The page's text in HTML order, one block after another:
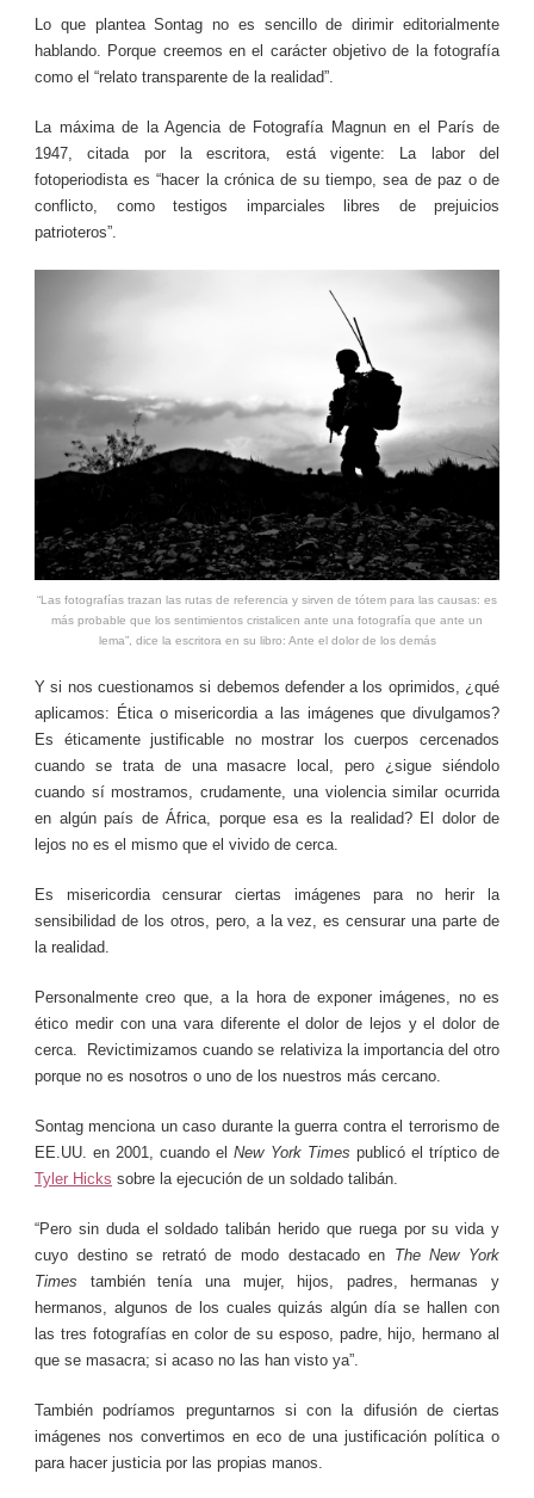
Lo que plantea Sontag no es sencillo de dirimir editorialmente
hablando. Porque creemos en el carácter objetivo de la fotografía
como el “relato transparente de la realidad”.
La máxima de la Agencia de Fotografía Magnun en el París de
1947, citada por la escritora, está vigente: La labor del
fotoperiodista es “hacer la crónica de su tiempo, sea de paz o de
conflicto, como testigos imparciales libres de prejuicios
patrioteros”.
“Las fotografías trazan las rutas de referencia y sirven de tótem para las causas: es
más probable que los sentimientos cristalicen ante una fotografía que ante un
lema”, dice la escritora en su libro: Ante el dolor de los demás
Y si nos cuestionamos si debemos defender a los oprimidos, ¿qué
aplicamos: Ética o misericordia a las imágenes que divulgamos?
Es éticamente justificable no mostrar los cuerpos cercenados
cuando se trata de una masacre local, pero ¿sigue siéndolo
cuando sí mostramos, crudamente, una violencia similar ocurrida
en algún país de África, porque esa es la realidad? El dolor de
lejos no es el mismo que el vivido de cerca.
Es misericordia censurar ciertas imágenes para no herir la
sensibilidad de los otros, pero, a la vez, es censurar una parte de
la realidad.
Personalmente creo que, a la hora de exponer imágenes, no es
ético medir con una vara diferente el dolor de lejos y el dolor de
cerca. Revictimizamos cuando se relativiza la importancia del otro
porque no es nosotros o uno de los nuestros más cercano.
Sontag menciona un caso durante la guerra contra el terrorismo de
EE.UU. en 2001, cuando elNew York Times publicó el tríptico de
Tyler Hicks sobre la ejecución de un soldado talibán.
“Pero sin duda el soldado talibán herido que ruega por su vida y
cuyo destino se retrató de modo destacado en The New York
Times también tenía una mujer, hijos, padres, hermanas y
hermanos, algunos de los cuales quizás algún día se hallen con
las tres fotografías en color de su esposo, padre, hijo, hermano al
que se masacra; si acaso no las han visto ya”.
También podríamos preguntarnos si con la difusión de ciertas
imágenes nos convertimos en eco de una justificación política o
para hacer justicia por las propias manos.